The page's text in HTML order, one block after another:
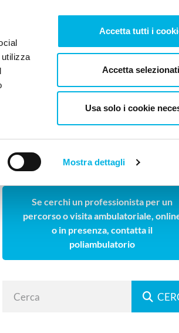
Mostra dettagli
Accetta tutti i
Accetta selezionati
Usa solo i cookie
Tesi e pubblicazioni Lavora con noi
Blog
AL DOTT. FRANCO SCITA
Cerchi un professionista
Se cerchi un professionista per un
percorso o visita ambulatoriale,
o in presenza, contatta il
poliambulatorio